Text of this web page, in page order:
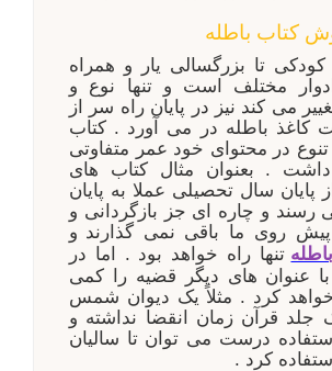
کتاب باطله
تا بزرگسالی یار و همراه
مختلف است و تنها نوع و
می کند نیز در پایان راه سر از
کاغذ باطله در می آورد . کتاب
تنوع در محتوای خود عمر متفاوتی
داشت . بعنوان مثال کتاب های
پایان سال تحصیلی عملا به پایان
و چاره ای جز بازگردانی و
پیش روی ما باقی نمی گذارند و
تنها راه خواهد بود . اما در
عنوان های دیگر قضیه را کمی
کرد . مثلاً یک دیوان شمس
جلد قرآن زمان انقضا نداشته و
درست می توان تا سالیان
کرد .